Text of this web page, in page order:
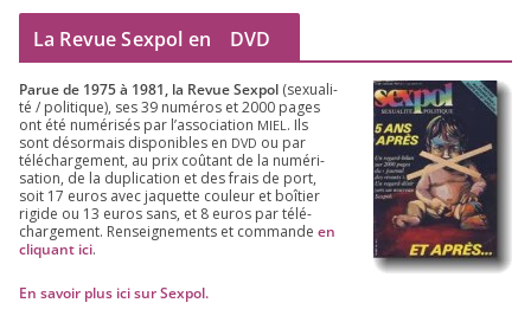
La Revue Sexpol en DVD
Parue de 1975à 1981, la Revue Sex­pol (sexua­li­
té /​ poli­tique), ses39 numé­ros et2000 pages
ont été numé­ri­sés par l’as­so­cia­tion MIEL. Ils
sont désor­mais dis­po­nibles en DVD ou par
télé­char­ge­ment, au prix coû­tant de la numé­ri­
sa­tion, de la dupli­ca­tion et des frais de port,
soit 17 euros avec jaquette cou­leur et boî­tier
rigide ou 13 euros sans, et 8 euros par télé­
char­ge­ment. Ren­sei­gne­ments et com­mande en
cli­quant ici.
En savoir plus ici sur Sexpol.